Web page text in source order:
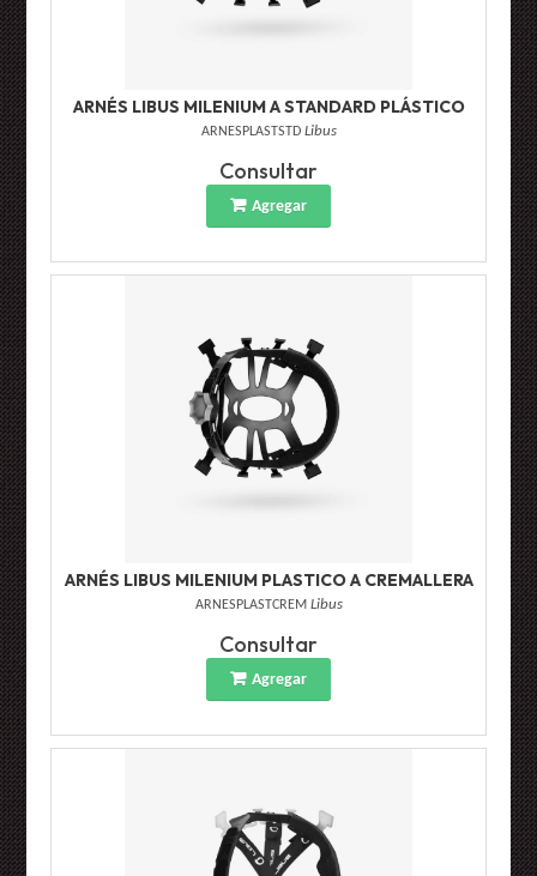
ARNÉS LIBUS MILENIUM A STANDARD PLÁSTICO
ARNESPLASTSTD Libus
Consultar
Agregar
ARNÉS LIBUS MILENIUM PLASTICO A CREMALLERA
ARNESPLASTCREM Libus
Consultar
Agregar